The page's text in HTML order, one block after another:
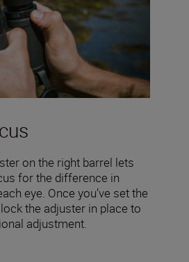
on the right barrel lets
for the difference in
eye. Once you’ve set the
the adjuster in place to
adjustment.